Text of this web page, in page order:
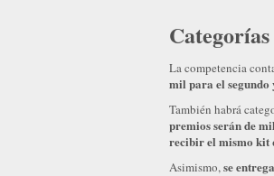
La competencia
mil para el
También habrá
premios serán de
recibir el mismo kit
Asimismo,se